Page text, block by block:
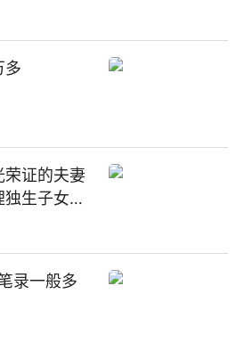
多
荣证的夫妻
生子女证
录一般多